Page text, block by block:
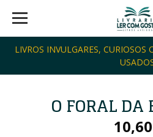
LIVROS INVULGARES, CURIOSOS
O FORAL DA